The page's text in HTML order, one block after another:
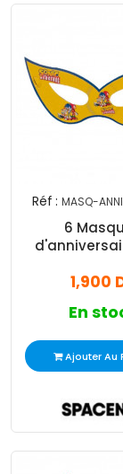
Réf : MASQ-
6
1,900
En
Ajouter Au